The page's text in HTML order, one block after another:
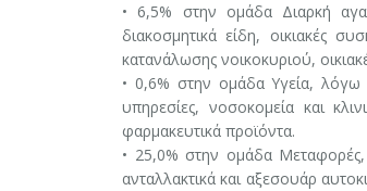
• 6,5% στην ομάδα Διαρκή
διακοσμητικά είδη, οικιακές
κατανάλωσης νοικοκυριού,
• 0,6% στην ομάδα Υγεία, λόγω
υπηρεσίες, νοσοκομεία και
φαρμακευτικά προϊόντα.
• 25,0% στην ομάδα Μεταφορές,
ανταλλακτικά και αξεσουάρ